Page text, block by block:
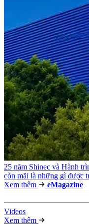
25 năm Shinec và Hành
còn mãi là những gì được
Xem thêm
eMagazine
Videos
Xem thêm